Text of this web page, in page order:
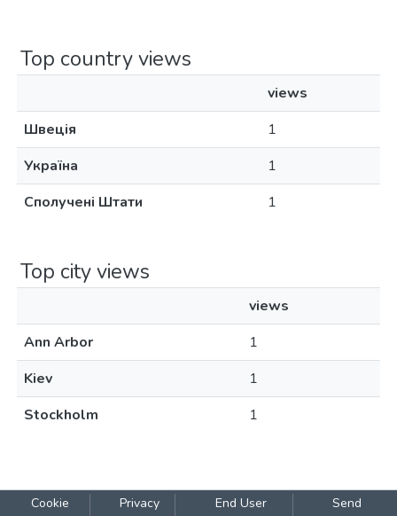
Top country views
views
Швеція
1
Україна
1
Сполучені Штати
1
Top city views
views
Ann Arbor
1
Kiev
1
Stockholm
1
Cookie
Privacy
End User
Send